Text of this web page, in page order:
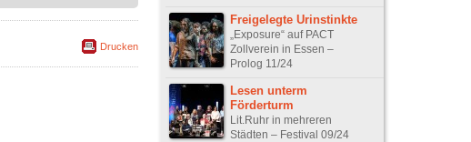
Drucken
Freigelegte Urinstinkte
„Exposure“ auf PACT
Zollverein in Essen –
Prolog 11/24
Lesen unterm
Förderturm
Lit.Ruhr in mehreren
Städten – Festival 09/24